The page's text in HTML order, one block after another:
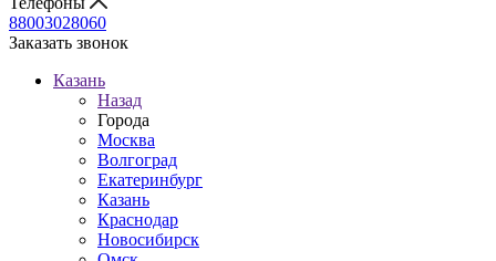
88003028060
Заказать звонок
Казань
Назад
Города
Москва
Волгоград
Екатеринбург
Казань
Краснодар
Новосибирск